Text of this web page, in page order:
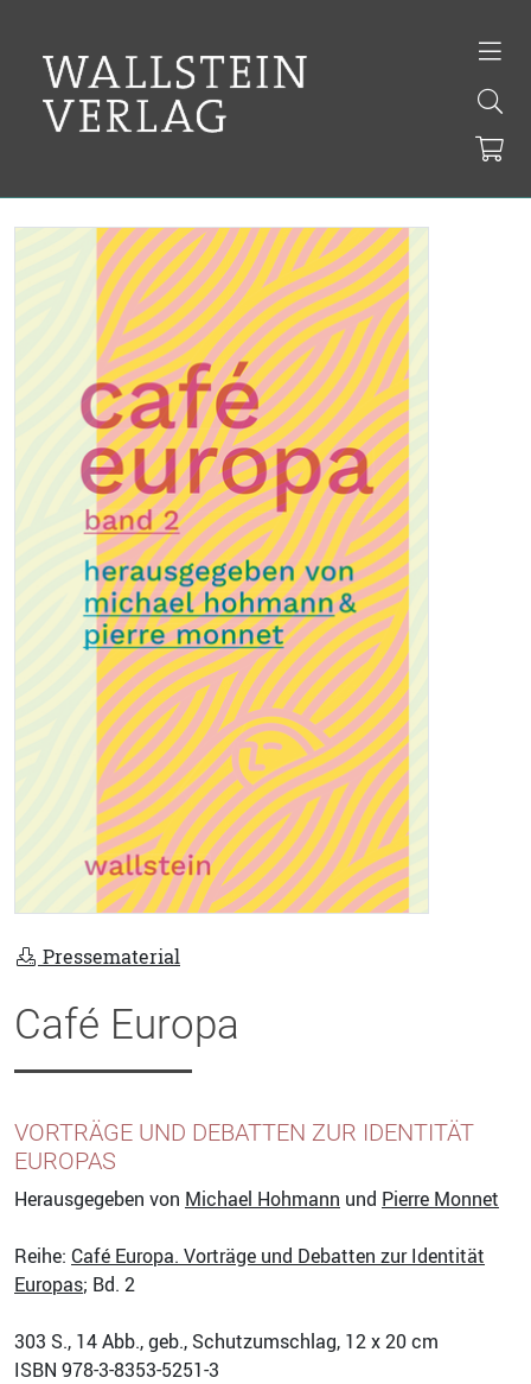
Pressematerial
Café Europa
VORTRÄGE UND DEBATTEN ZUR IDENTITÄT
EUROPAS
Herausgegeben von Michael Hohmann und Pierre Monnet
Reihe: Café Europa. Vorträge und Debatten zur Identität
Europas; Bd. 2
303 S., 14 Abb., geb., Schutzumschlag, 12 x 20 cm
ISBN 978-3-8353-5251-3